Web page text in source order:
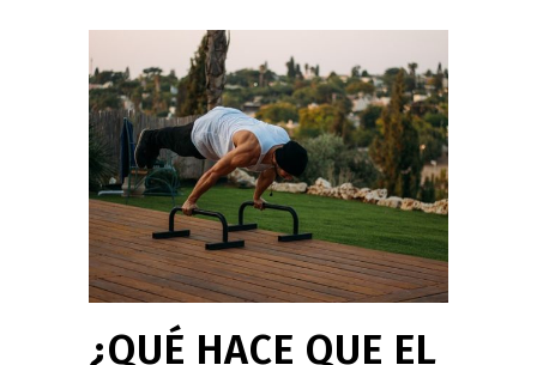
¿QUÉ HACE QUE EL